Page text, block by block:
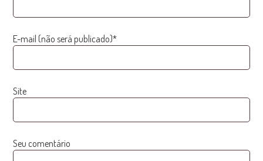
E-mail (não será publicado)*
Site
Seu comentário